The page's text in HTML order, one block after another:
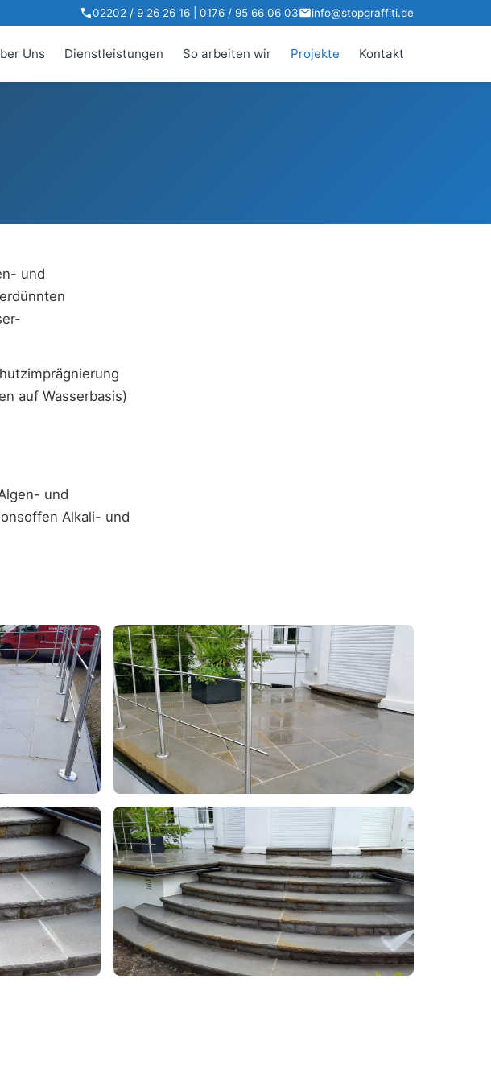
02202 / 9 26 26 16 | 0176 / 95 66 06 03 info@stopgraffiti.de
Uns Dienstleistungen So arbeiten wir Projekte Kontakt
und
auf Wasserbasis)
und
Alkali- und